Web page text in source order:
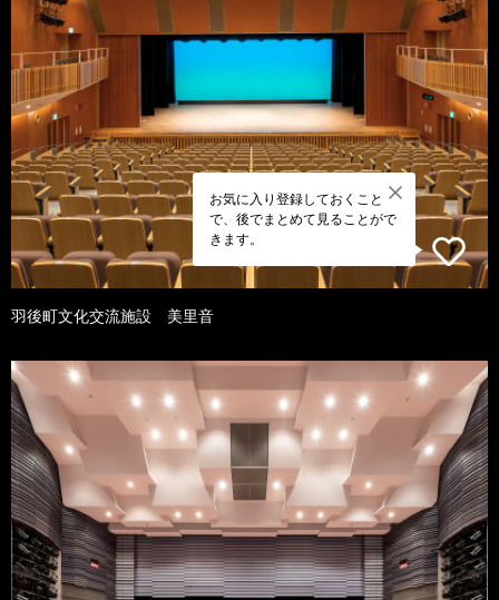
お気に入り登録しておくこと
で、後でまとめて見ることがで
きます。
羽後町文化交流施設 美里音